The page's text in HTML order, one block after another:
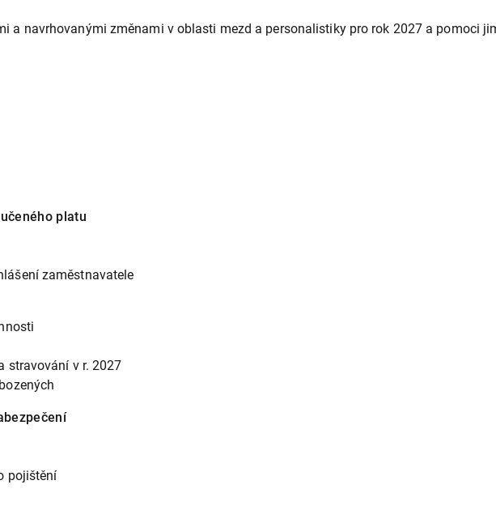
a navrhovanými změnami v oblasti mezd a personalistiky pro rok 2027 a pomoci
platu
zaměstnavatele
stravování v r. 2027
pojištění